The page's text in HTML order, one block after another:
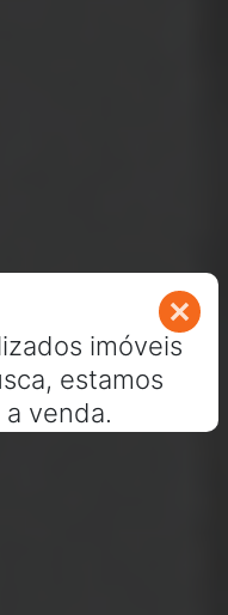
imóveis
estamos
venda.